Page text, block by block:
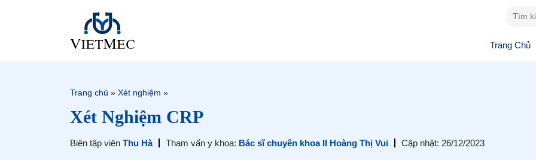
Trang Chủ
Trang chủ » Xét nghiệm »
Xét Nghiệm CRP
Biên tập viên Thu Hà Tham vấn y khoa: Bác sĩ chuyên khoa II Hoàng Thị Vui Cập nhật: 26/12/2023